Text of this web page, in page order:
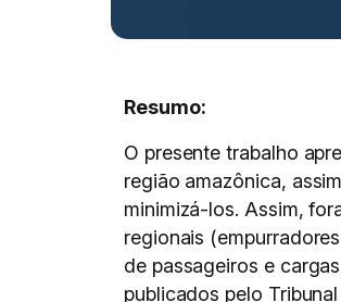
Resumo:
O presente trabalho
região amazônica,
minimizá-los. Assim,
regionais
de passageiros e
publicados pelo